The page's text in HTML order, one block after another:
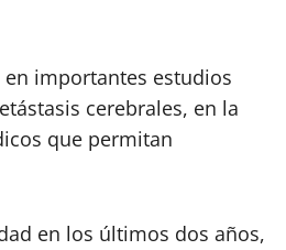
en importantes estudios
cerebrales, en la
que permitan
en los últimos dos años,